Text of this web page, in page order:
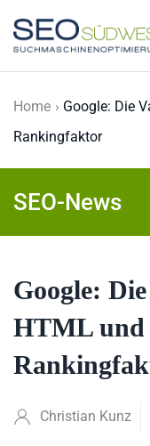
Skip to main
Home
Google: Die
Rankingfaktor
SEO-News
Google:
HTML und
Christian Kunz